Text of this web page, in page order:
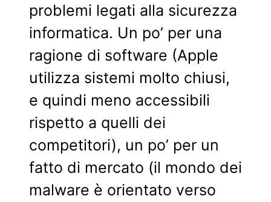
problemi legati alla sicurezza
informatica. Un po’ per una
ragione di software (Apple
utilizza sistemi molto chiusi,
e quindi meno accessibili
rispetto a quelli dei
competitori), un po’ per un
fatto di mercato (il mondo dei
malware è orientato verso